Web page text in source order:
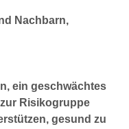
Nachbarn,
ein geschwächtes
Risikogruppe
gesund zu